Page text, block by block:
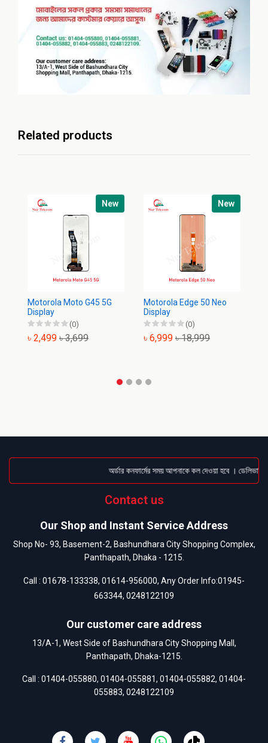
Related products
New
Motorola Moto G45 5G
Display
(0)
৳ 2,499 ৳ 3,699
New
Motorola Edge 50 Neo
Display
(0)
৳ 6,999 ৳ 18,999
অর্ডার কনফার্মের সময় আপনাকে কল দেওয়া হবে ।
Contact us
Our Shop and Instant Service Address
Shop No- 93, Basement-2, Bashundhara City Shopping Complex,
Panthapath, Dhaka - 1215.
Call : 01678-133338, 01614-956000, Any Order Info:01945-
663344, 0248122109
Our customer care address
13/A-1, West Side of Bashundhara City Shopping Mall,
Panthapath, Dhaka-1215.
Call : 01404-055880, 01404-055881, 01404-055882, 01404-
055883, 0248122109